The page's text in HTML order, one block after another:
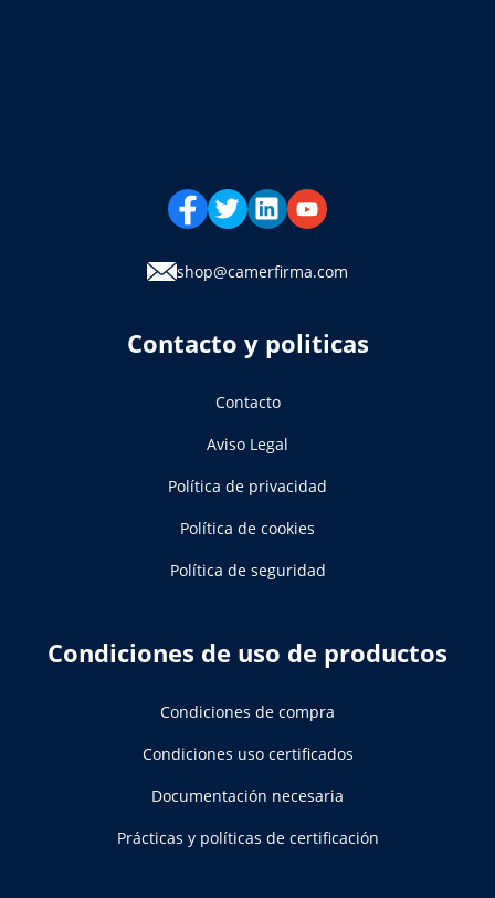
shop@camerfirma.com
Contacto y politicas
Contacto
Aviso Legal
Política de privacidad
Política de cookies
Política de seguridad
Condiciones de uso de productos
Condiciones de compra
Condiciones uso certificados
Documentación necesaria
Prácticas y políticas de certificación